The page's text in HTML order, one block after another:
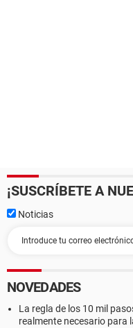
¡SUSCRÍBETE A
Noticias
NOVEDADES
La regla de los 10 mil
realmente necesario para